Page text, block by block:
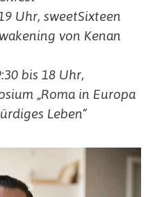
Uhr, sweetSixteen
von Kenan
bis 18 Uhr,
„Roma in Europa
Leben“